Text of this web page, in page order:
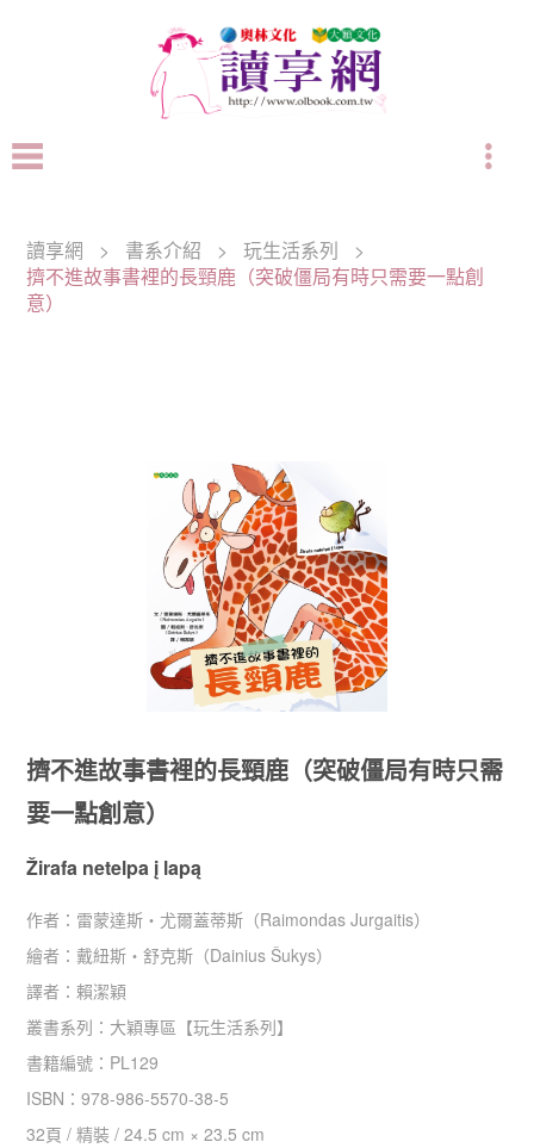
讀享網 > 書系介紹 > 玩生活系列
>
擠不進故事書裡的長頸鹿（突破僵局有時只需要一點創
意）
擠不進故事書裡的長頸鹿（突破僵局有時只需
要一點創意）
Žirafa netelpa į lapą
作者： 雷蒙達斯・尤爾蓋蒂斯（Raimondas Jurgaitis）
繪者：戴紐斯・舒克斯（Dainius Šukys）
譯者：賴潔穎
叢書系列： 大穎專區 【玩生活系列】
書籍編號： PL129
ISBN：978-986-5570-38-5
32頁 /精裝 /24.5 cm × 23.5 cm